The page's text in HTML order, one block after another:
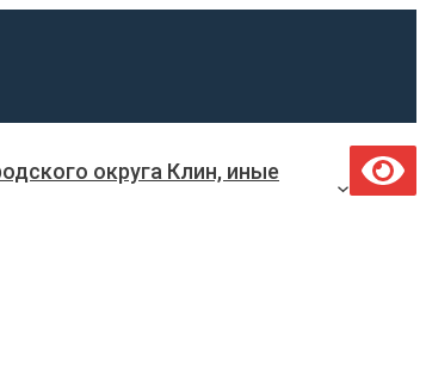
округа Клин, иные